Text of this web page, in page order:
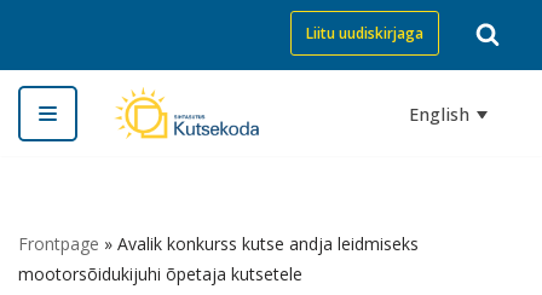
Skip
to
content
Liitu uudiskirjaga
English
Frontpage » Avalik konkurss kutse andja leidmiseks
mootorsõidukijuhi õpetaja kutsetele